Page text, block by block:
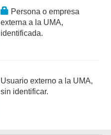
Persona o empresa
externa a la UMA,
identificada.
Usuario externo a la UMA,
sin identificar.